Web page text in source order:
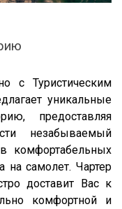
с Туристическим
уникальные
предоставляя
незабываемый
комфортабельных
самолет. Чартер
доставит Вас к
комфортной и